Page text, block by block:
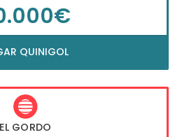
QUINIGOL
EL GORDO